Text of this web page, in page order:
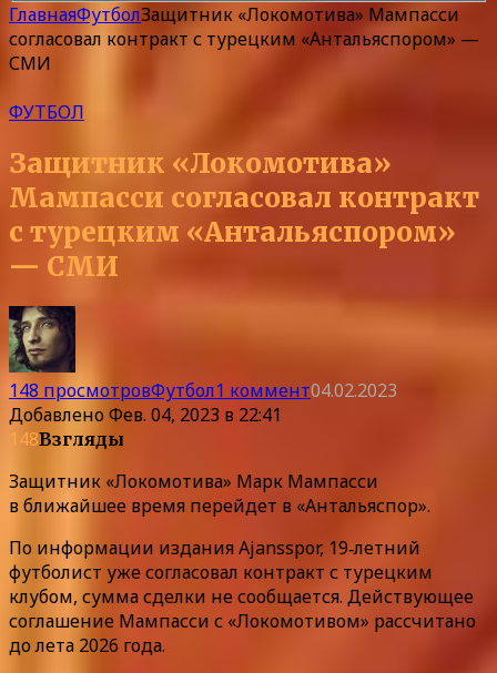
ГлавнаяФутболЗащитник «Локомотива» Мампасси
согласовал контракт с турецким «Антальяспором» —
СМИ
ФУТБОЛ
Защитник «Локомотива»
Мампасси согласовал контракт
с турецким «Антальяспором»
— СМИ
148 просмотровФутбол1 коммент04.02.2023
ДобавленоФев. 04, 2023 в 22:41
148Взгляды
Защитник «Локомотива» Марк Мампасси
в ближайшее время перейдет в «Антальяспор».
По информации издания Ajansspor, 19‑летний
футболист уже согласовал контракт с турецким
клубом, сумма сделки не сообщается. Действующее
соглашение Мампасси с «Локомотивом» рассчитано
до лета 2026 года.